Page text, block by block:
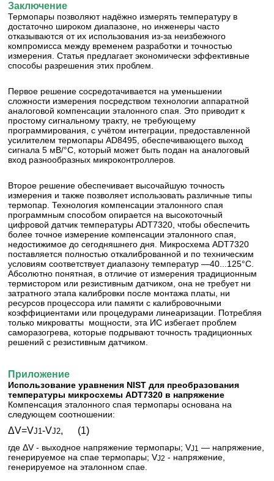
Заключение
Термопары позволяют надёжно измерять температуру в
достаточно широком диапазоне, но инженеры часто
отказываются от их использования из-за неизбежного
компромисса между временем разработки и точностью
измерения. Статья предлагает экономически эффективные
способы разрешения этих проблем.
Первое решение сосредотачивается на уменьшении
сложности измерения посредством технологии аппаратной
аналоговой компенсации эталонного спая. Это приводит к
простому сигнальному тракту, не требующему
программирования, с учётом интеграции, предоставленной
усилителем термопары AD8495, обеспечивающего выход
сигнала 5 мВ/°С, который может быть подан на аналоговый
вход разнообразных микроконтроллеров.
Второе решение обеспечивает высочайшую точность
измерения и также позволяет использовать различные типы
термопар. Технология компенсации эталонного спая
программным способом опирается на высокоточный
цифровой датчик температуры ADT7320, чтобы обеспечить
более точное измерение компенсации эталонного спая,
недостижимое до сегодняшнего дня. Микросхема ADT7320
поставляется полностью откалиброванной и по техническим
условиям соответствует диапазону температур —40...125°С.
Абсолютно понятная, в отличие от измерения традиционным
термистором или резистивным датчиком, она не требует ни
затратного этапа калибровки после монтажа платы, ни
ресурсов процессора или памяти с калибровочными
коэффициентами или процедурами линеаризации. Потребляя
только микроватты мощности, эта ИС избегает проблем
саморазогрева, которые подрывают точность традиционных
решений с резистивным датчиком.
Приложение
Использование уравнения NIST для преобразования
температуры микросхемы ADT7320 в напряжение
Компенсация эталонного спая термопары основана на
следующем соотношении:
ΔV=VJ1-VJ2, (1)
где ΔV - выходное напряжение термопары; VJ1
— напряжение,
генерируемое на спае термопары; VJ2 - напряжение,
генерируемое на эталонном спае.